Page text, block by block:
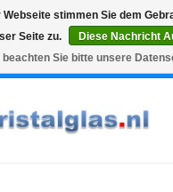
levering
Graveren
stimmen Sie dem
Seite zu.
Diese Nachricht
Sie bitte unsere